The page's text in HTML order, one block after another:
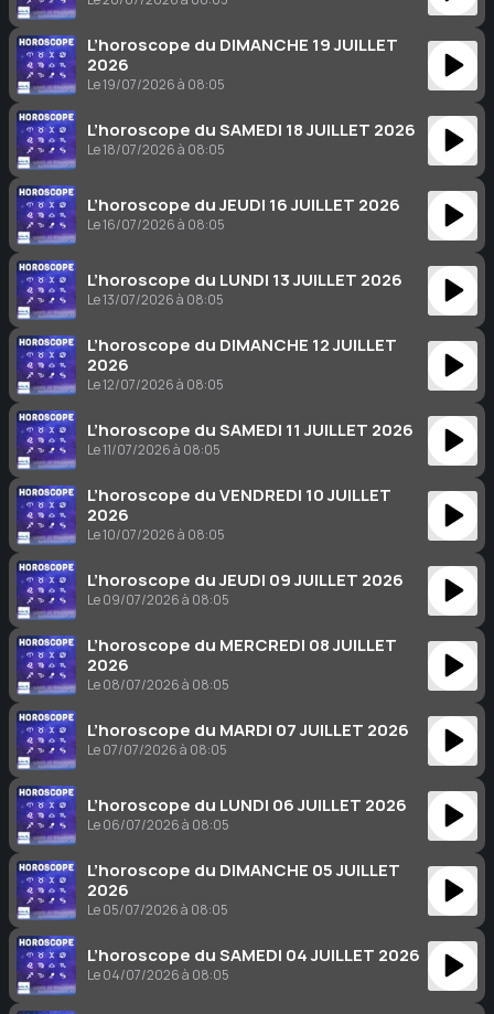
L’horoscope du DIMANCHE 19 JUILLET
2026
Le 19/07/2026 à 08:05
L’horoscope du SAMEDI 18 JUILLET 2026
Le 18/07/2026 à 08:05
L’horoscope du JEUDI 16 JUILLET 2026
Le 16/07/2026 à 08:05
L’horoscope du LUNDI 13 JUILLET 2026
Le 13/07/2026 à 08:05
L’horoscope du DIMANCHE 12 JUILLET
2026
Le 12/07/2026 à 08:05
L’horoscope du SAMEDI 11 JUILLET 2026
Le 11/07/2026 à 08:05
L’horoscope du VENDREDI 10 JUILLET
2026
Le 10/07/2026 à 08:05
L’horoscope du JEUDI 09 JUILLET 2026
Le 09/07/2026 à 08:05
L’horoscope du MERCREDI 08 JUILLET
2026
Le 08/07/2026 à 08:05
L’horoscope du MARDI 07 JUILLET 2026
Le 07/07/2026 à 08:05
L’horoscope du LUNDI 06 JUILLET 2026
Le 06/07/2026 à 08:05
L’horoscope du DIMANCHE 05 JUILLET
2026
Le 05/07/2026 à 08:05
L’horoscope du SAMEDI 04 JUILLET 2026
Le 04/07/2026 à 08:05